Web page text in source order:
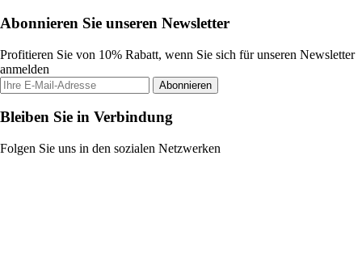
Abonnieren Sie unseren Newsletter
Profitieren Sie von 10% Rabatt, wenn Sie sich für unseren Newsletter
anmelden
Abonnieren
Bleiben Sie in Verbindung
Folgen Sie uns in den sozialen Netzwerken